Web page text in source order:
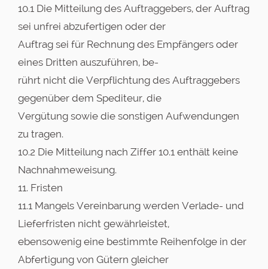
10.1 Die Mitteilung des Auftraggebers, der Auftrag
sei unfrei abzufertigen oder der
Auftrag sei für Rechnung des Empfängers oder
eines Dritten auszuführen, be-
rührt nicht die Verpflichtung des Auftraggebers
gegenüber dem Spediteur, die
Vergütung sowie die sonstigen Aufwendungen
zu tragen.
10.2 Die Mitteilung nach Ziffer 10.1 enthält keine
Nachnahmeweisung.
11. Fristen
11.1 Mangels Vereinbarung werden Verlade- und
Lieferfristen nicht gewährleistet,
ebensowenig eine bestimmte Reihenfolge in der
Abfertigung von Gütern gleicher